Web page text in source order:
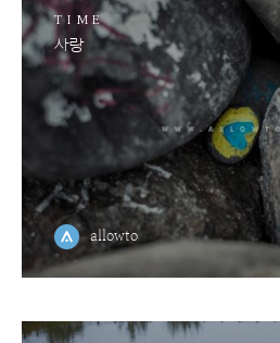
TIME
사랑
allowto